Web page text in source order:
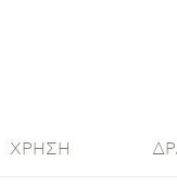
ΧΡΗΣΗ